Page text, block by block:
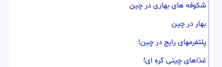
شکوفه های بهاری در چین
بهار در چین
پلتفرمهای رایج در چین!
غذاهای چینی کره ای!